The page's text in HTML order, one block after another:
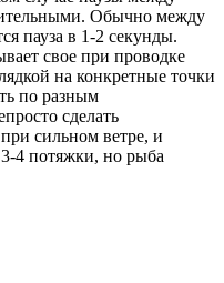
Обычно между
пауза в 1-2 секунды.
свое при проводке
на конкретные точки
по разным
сделать
сильном ветре, и
3-4 потяжки, но рыба